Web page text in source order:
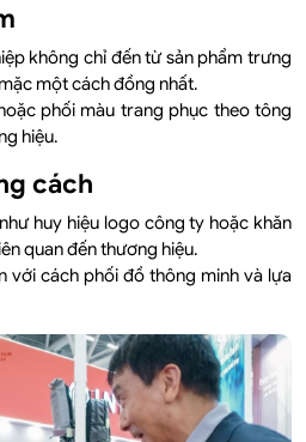
không chỉ đến từ sản phẩm trưng
một cách đồng nhất.
phối màu trang phục theo tông
hiệu.
cách
huy hiệu logo công ty hoặc khăn
quan đến thương hiệu.
với cách phối đồ thông minh và lựa